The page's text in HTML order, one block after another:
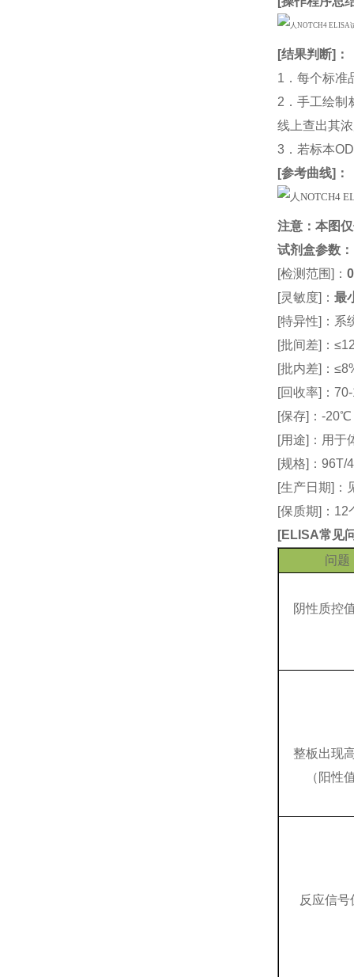
[结果判断]：
1．每个标准
2．手工绘制
线上查出其
3．若标本
[参考曲线]：
注意：本图
试剂盒参数 ：
[检测范围]：
[灵敏度]：最
[特异性]：系
[批间差]：
[批内差]：
[回收率]：
[保存]：-
[用途]：用于
[规格]：96T/
[生产日期]：
[保质期]：
[ELISA常见
问题
阴性质控
整板出现
（阳性
反应信号